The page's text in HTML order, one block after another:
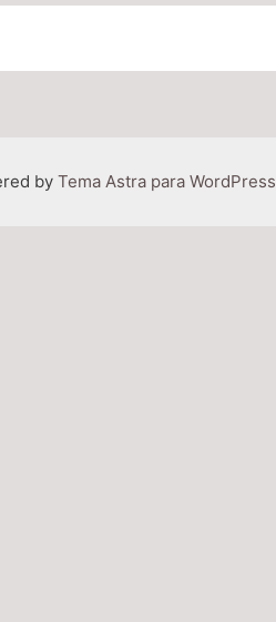
by Tema Astra para WordPress